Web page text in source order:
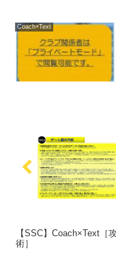
Coach×Text
【SSC】Coach×Text［
術］